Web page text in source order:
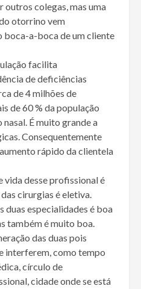
colegas, mas uma
otorrino vem
boca-a-boca de um cliente
facilita
de deficiências
de 4 milhões de
de 60 % da população
É muito grande a
Consequentemente
rápido da clientela
vida desse profissional é
cirurgias é eletiva.
duas especialidades é boa
também é muito boa.
das duas pois
interferem, como tempo
círculo de
cidade onde se está